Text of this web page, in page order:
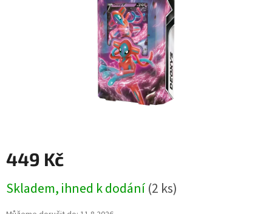
449 Kč
cena:
Skladem, ihned k dodání(2 ks)